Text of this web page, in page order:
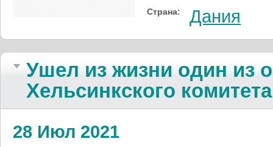
Страна: Дания
Ушел из жизни один из
Хельсинкского
28 Июл 2021